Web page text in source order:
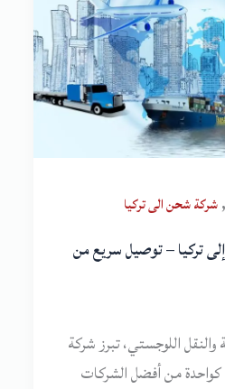
,شركة شحن الى تركيا
تركيا – توصيل سريع من
والنقل اللوجستي، تبرز شركة
كواحدة من أفضل الشركات